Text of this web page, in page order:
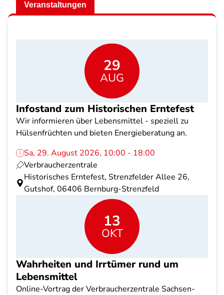
Veranstaltungen
29
AUG
Infostand zum Historischen Erntefest
Wir informieren über Lebensmittel - speziell zu
Hülsenfrüchten und bieten Energieberatung an.
Sa, 29. August 2026, 10:00 - 18:00
Verbraucherzentrale
Historisches Erntefest, Strenzfelder Allee 26,
Gutshof, 06406 Bernburg-Strenzfeld
13
OKT
Wahrheiten und Irrtümer rund um
Lebensmittel
Online-Vortrag der Verbraucherzentrale Sachsen-